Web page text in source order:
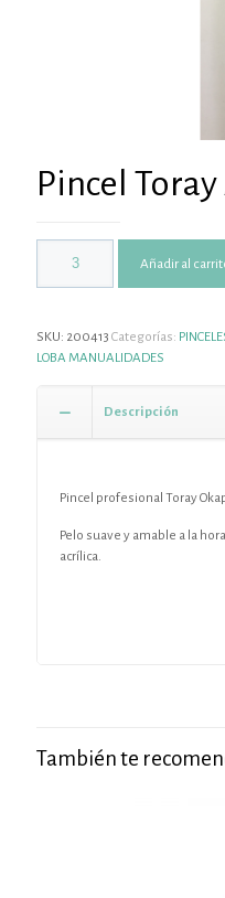
Pincel
Añadir al
SKU: 200413 Categorías:
LOBA MANUALIDADES
Descripción
Pincel profesional Toray
Pelo suave y amable a la
acrílica.
También te